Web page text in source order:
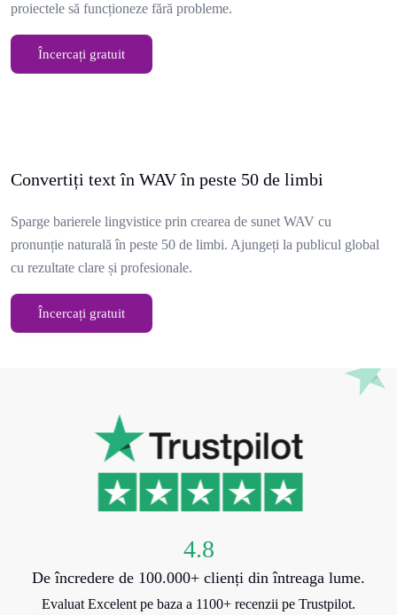
proiectele să funcționeze fără probleme.
Încercați gratuit
Convertiți text în WAV în peste 50 de limbi
Sparge barierele lingvistice prin crearea de sunet WAV cu
pronunție naturală în peste 50 de limbi. Ajungeți la publicul global
cu rezultate clare și profesionale.
Încercați gratuit
4.8
De încredere de 100.000+ clienți din întreaga lume.
Evaluat Excelent pe baza a 1100+ recenzii pe Trustpilot.